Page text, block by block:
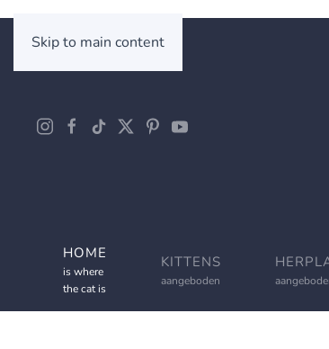
Skip to main content
HOME
is where
the cat is
KITTENS
aangeboden